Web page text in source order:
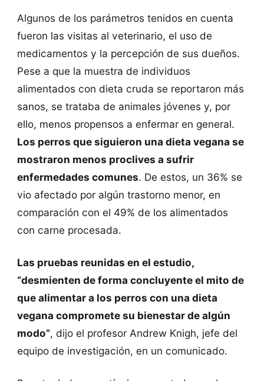
Algunos de los parámetros tenidos en cuenta
fueron las visitas al veterinario, el uso de
medicamentos y la percepción de sus dueños.
Pese a que la muestra de individuos
alimentados con dieta cruda se reportaron más
sanos, se trataba de animales jóvenes y, por
ello, menos propensos a enfermar en general.
Los perros que siguieron una dieta vegana se
mostraron menos proclives a sufrir
enfermedades comunes. De estos, un 36% se
vio afectado por algún trastorno menor, en
comparación con el 49% de los alimentados
con carne procesada.
Las pruebas reunidas en el estudio,
“desmienten de forma concluyente el mito de
que alimentar a los perros con una dieta
vegana compromete su bienestar de algún
modo”, dijo el profesor Andrew Knigh, jefe del
equipo de investigación, en un comunicado.